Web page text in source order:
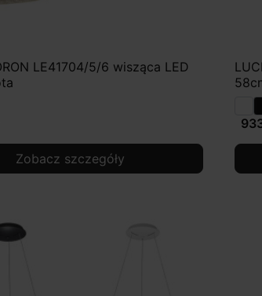
LE41704/5/6 wisząca LED
Zobacz szczegóły